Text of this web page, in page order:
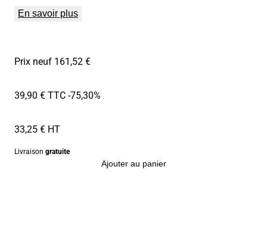
En savoir plus
Prix neuf 161,52 €
39,90 € TTC-75,30%
33,25 € HT
Livraison gratuite
Ajouter au panier